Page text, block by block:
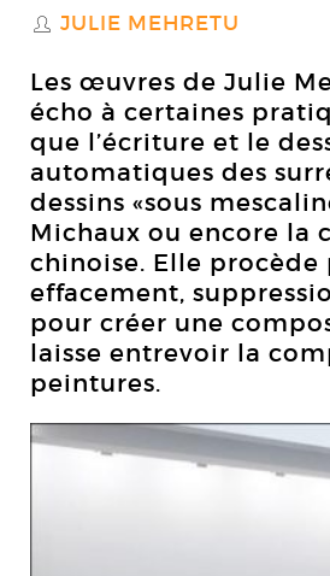
S JULIE MEHRETU
Les œuvres de Julie
écho à certaines
que l’écriture et le
automatiques des
dessins «sous
Michaux ou encore la
chinoise. Elle procède
effacement,
pour créer une
laisse entrevoir la
peintures.